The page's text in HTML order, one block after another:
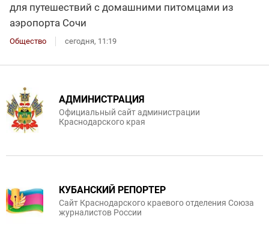
для путешествий с домашними питомцами из
аэропорта Сочи
Общество сегодня, 11:19
АДМИНИСТРАЦИЯ
Официальный сайт администрации
Краснодарского края
КУБАНСКИЙ РЕПОРТЕР
Сайт Краснодарского краевого отделения Союза
журналистов России